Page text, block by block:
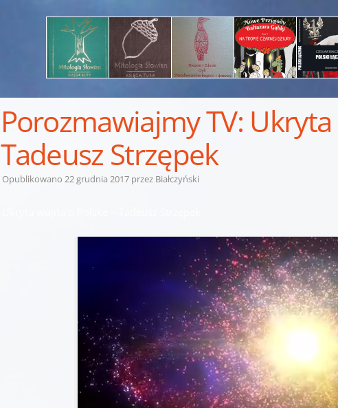
Porozmawiajmy TV:
Tadeusz Strzępek
Opublikowano22 grudnia 2017 przez Białczyński